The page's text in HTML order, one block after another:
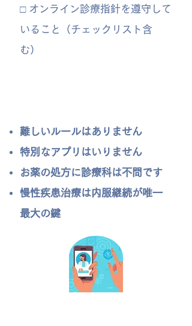
□ オンライン診療指針を遵守して
いること（チェックリスト含
む）
​難しいルールはありません
​特別なアプリはいりません
お薬の処方に診療科は不問です
慢性疾患治療は内服継続が唯一
最大の鍵